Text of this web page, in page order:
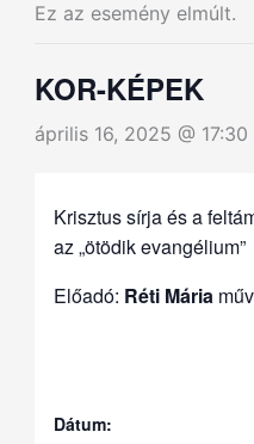
Ez az esemény elmúlt.
KOR-KÉPEK
április 16, 2025 @ 17:30
Krisztus sírja és a
az „ötödik evangélium”
Előadó: Réti Mária
Dátum: